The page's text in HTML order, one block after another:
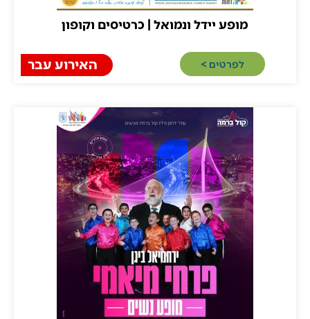
מופע יידל ונמואל | כרטיסים וקופון
לפרטים >​ האירוע עבר